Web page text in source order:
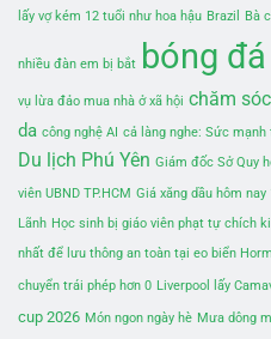
lấy vợ kém 12 tuổi như hoa hậu Brazil Bà
nhiều đàn em bị bắt bóng đá
vụ lừa đảo mua nhà ở xã hội chăm
da công nghệ AI cả làng nghe: Sức
Du lịch Phú Yên Giám đốc Sở Quy
viên UBND TP.HCM Giá xăng dầu hôm nay
Lãnh Học sinh bị giáo viên phạt tự chích
nhất để lưu thông an toàn tại eo biển
chuyển trái phép hơn 0 Liverpool lấy
cup 2026 Món ngon ngày hè Mưa dông